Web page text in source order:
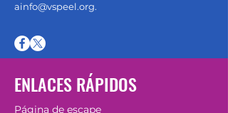
ainfo@vspeel.org.
ENLACES RÁPIDOS
Página de escape